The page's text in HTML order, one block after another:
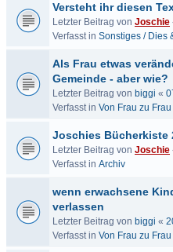
Versteht ihr diesen
Letzter Beitrag von Joschie
Verfasst in Sonstiges / Dies
Als Frau etwas
Gemeinde - aber wie?
Letzter Beitrag von biggi «
Verfasst in Von Frau zu Frau
Joschies Bücherkiste
Letzter Beitrag von Joschie
Verfasst in Archiv
wenn erwachsene
verlassen
Letzter Beitrag von biggi «
Verfasst in Von Frau zu Frau